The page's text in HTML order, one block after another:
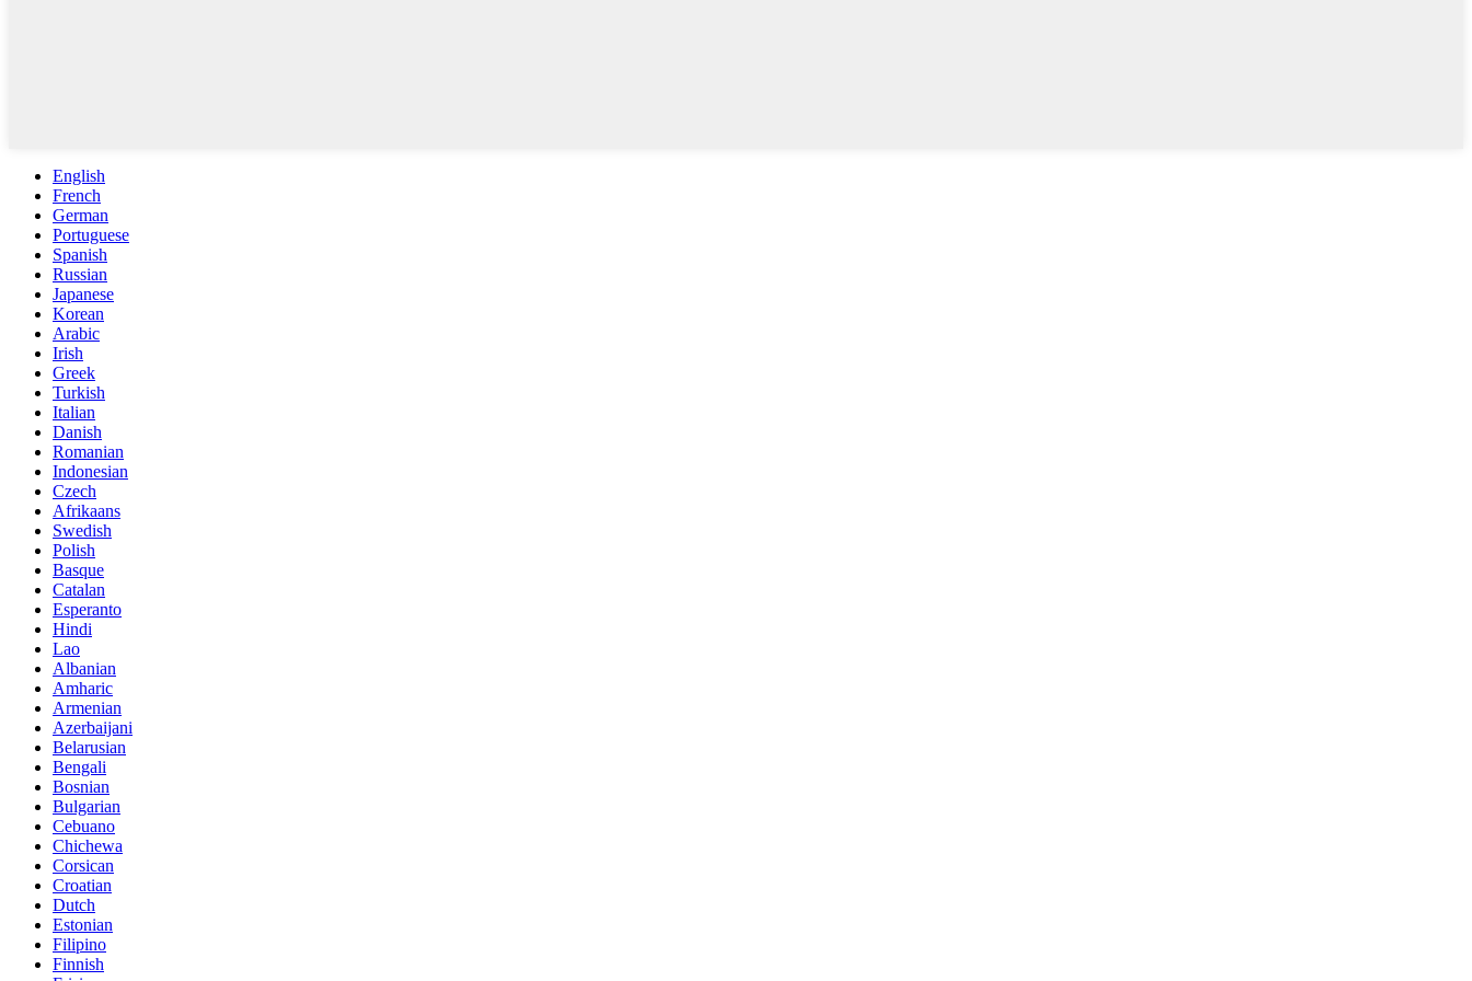
English
French
German
Portuguese
Spanish
Russian
Japanese
Korean
Arabic
Irish
Greek
Turkish
Italian
Danish
Romanian
Indonesian
Czech
Afrikaans
Swedish
Polish
Basque
Catalan
Esperanto
Hindi
Lao
Albanian
Amharic
Armenian
Azerbaijani
Belarusian
Bengali
Bosnian
Bulgarian
Cebuano
Chichewa
Corsican
Croatian
Dutch
Estonian
Filipino
Finnish